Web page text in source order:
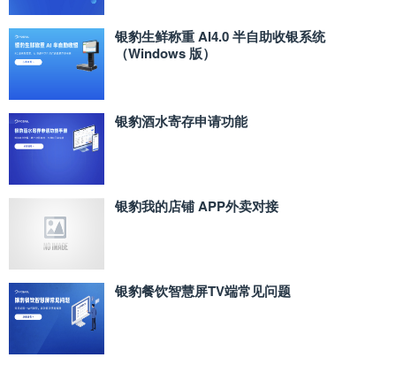
银豹生鲜称重 AI4.0 半自助收银系统
（Windows 版）
银豹酒水寄存申请功能
银豹我的店铺 APP外卖对接
银豹餐饮智慧屏TV端常见问题